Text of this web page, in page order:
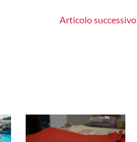
Articolo successivo